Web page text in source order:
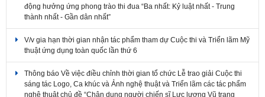
thành nhất - Gần dân nhất”
thuật ứng dụng toàn quốc lần thứ 6
Thông báo Về việc điều chỉnh thời gian tổ chức Lễ trao giải Cuộc thi
sáng tác Logo, Ca khúc và Ảnh nghệ thuật và Triển lãm các tác phẩm
nghệ thuật chủ đề “Chân dung người chiến sĩ Lực lượng Vũ trang